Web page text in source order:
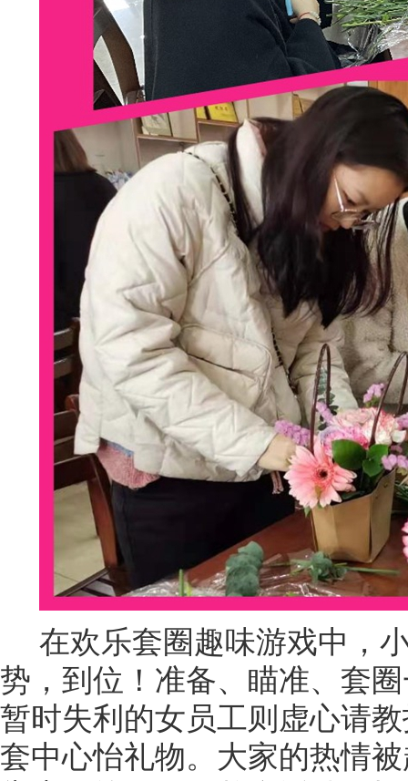
在欢乐套圈趣味游戏中，
势，到位！准备、瞄准、套
暂时失利的女员工则虚心请
套中心怡礼物。大家的热情